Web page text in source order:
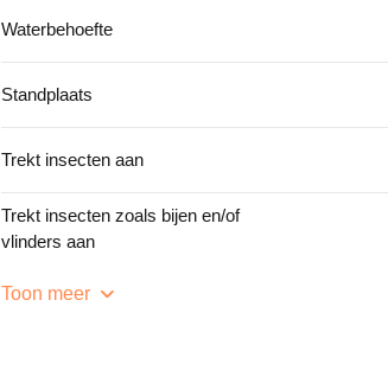
Waterbehoefte
Standplaats
Trekt insecten aan
Trekt insecten zoals bijen en/of
vlinders aan
Toon meer